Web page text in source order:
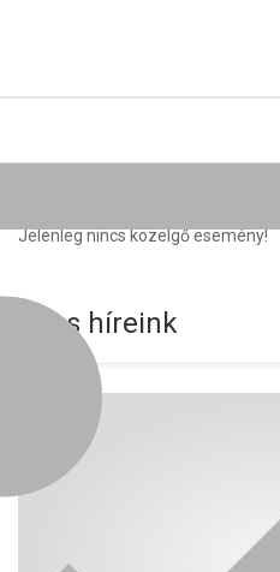
Jelenleg nincs közelgő esemény!
Friss híreink